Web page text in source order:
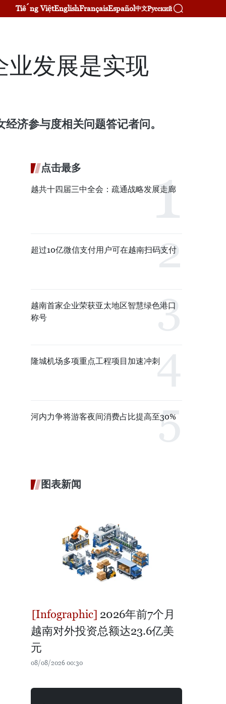
Tiếng ViệtEnglishFrançaisEspañol中文Русский
业发展是实现
济参与度相关问题答记者问。
点击最多
越共十四届三中全会：疏通战略发展走廊
超过10亿微信支付用户可在越南扫码支付
越南首家企业荣获亚太地区智慧绿色港口
称号
隆城机场多项重点工程项目加速冲刺
河内力争将游客夜间消费占比提高至30%
图表新闻
2026年前7个月
越南对外投资总额达23.6亿美
元
08/08/2026 00:30